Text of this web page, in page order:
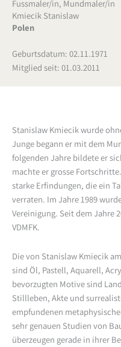
Fussmaler/in, Mundmaler/in
Kmiecik Stanislaw
Polen
Geburtsdatum: 02.11.1971
Mitglied seit: 01.03.2011
Stanislaw Kmiecik wurde
Junge begann er mit dem
folgenden Jahre bildete er
machte er grosse
starke Erfindungen, die ein
verraten. Im Jahre 1989
Vereinigung. Seit dem Jahre
VDMFK.
Die von Stanislaw Kmiecik
sind Öl, Pastell, Aquarell,
bevorzugten Motive sind
Stillleben, Akte und
empfundenen
sehr genauen Studien von
überzeugen gerade in ihrer